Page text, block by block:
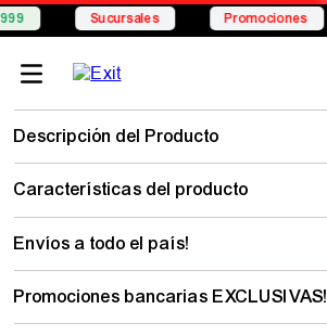
Sucursales Promociones
Descripción del Producto
Características del producto
Envíos a todo el país!
Promociones bancarias EXCLUSIVAS!